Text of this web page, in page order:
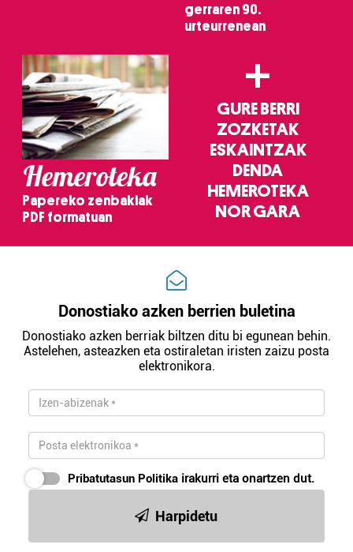
Webgune honek cookie propioak eta hirugarrenen cookie-
zerbitzuak hobetzeko asmoz, cookie teknologiaz
baliatzen gara. Ohar hau onartuz gero, teknologia hori
erabiltzeko baimen esplizitua ematen diguzu.Gehiago
irakurri
gerraren 90.
urteurrenean
Hemeroteka
Papereko zenbakiak
PDF formatuan
+
GURE BERRI
ZOZKETAK
ESKAINTZAK
DENDA
HEMEROTEKA
NOR GARA
Donostiako azken berrien buletina
Donostiako azken berriak biltzen ditu bi egunean behin.
Astelehen, asteazken eta ostiraletan iristen zaizu posta
elektronikora.
Pribatutasun Politika irakurri eta onartzen dut.
Harpidetu